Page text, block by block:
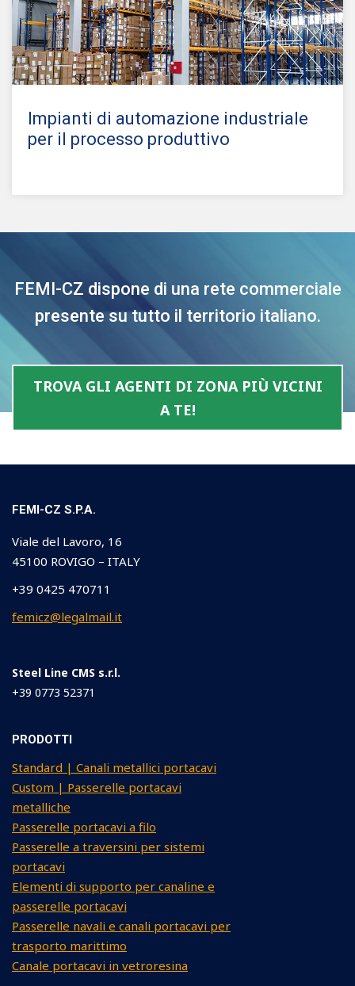
Impianti di automazione industriale
per il processo produttivo
FEMI-CZ dispone di una rete commerciale
presente su tutto il territorio italiano.
TROVA GLI AGENTI DI ZONA PIÙ VICINI
A TE!
FEMI-CZ S.P.A.
Viale del Lavoro, 16
45100 ROVIGO – ITALY
+39 0425 470711
femicz@legalmail.it
Steel Line CMS s.r.l.
+39 0773 52371
PRODOTTI
Standard | Canali metallici portacavi
Custom | Passerelle portacavi
metalliche
Passerelle portacavi a filo
Passerelle a traversini per sistemi
portacavi
Elementi di supporto per canaline e
passerelle portacavi
Passerelle navali e canali portacavi per
trasporto marittimo
Canale portacavi in vetroresina